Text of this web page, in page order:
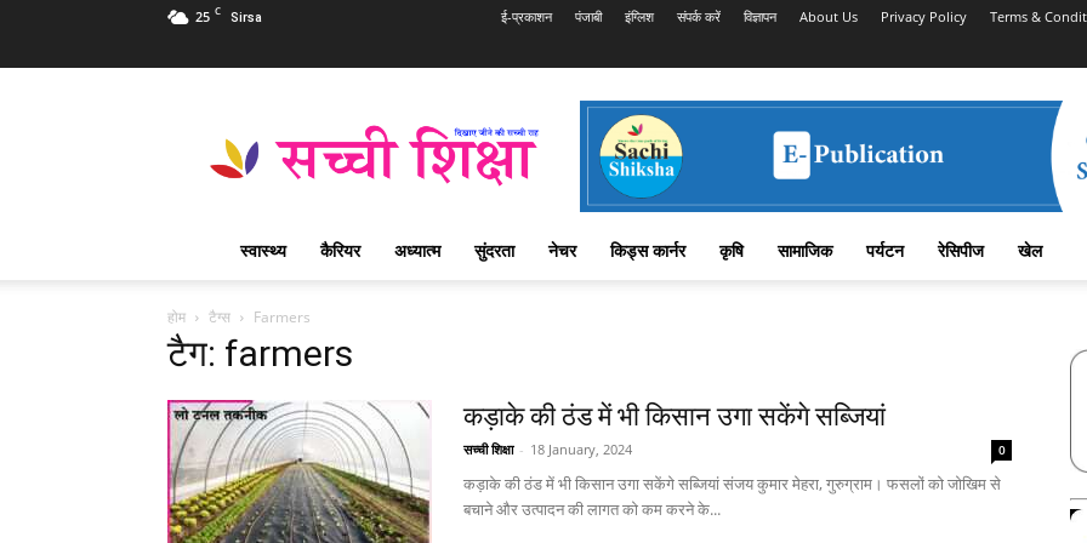
25 C Sirsa ई-प्रकाशन पंजाबी इंग्लिश संपर्क करें विज्ञापन About Us Privacy Policy Terms &
Shiksha
शिक्षा
स्वास्थ्य कैरियर अध्यात्म सुंदरता नेचर किड्स कार्नर कृषि सामाजिक पर्यटन रेसिपीज खेल
होम टैग्स Farmers
टैग: farmers
कड़ाके की ठंड में भी किसान उगा सकेंगे सब्जियां
सच्ची शिक्षा - 18 January, 2024 0
कड़ाके की ठंड में भी किसान उगा सकेंगे सब्जियां संजय कुमार मेहरा, गुरुग्राम। फसलों को जोखिम से
बचाने और उत्पादन की लागत को कम करने के...